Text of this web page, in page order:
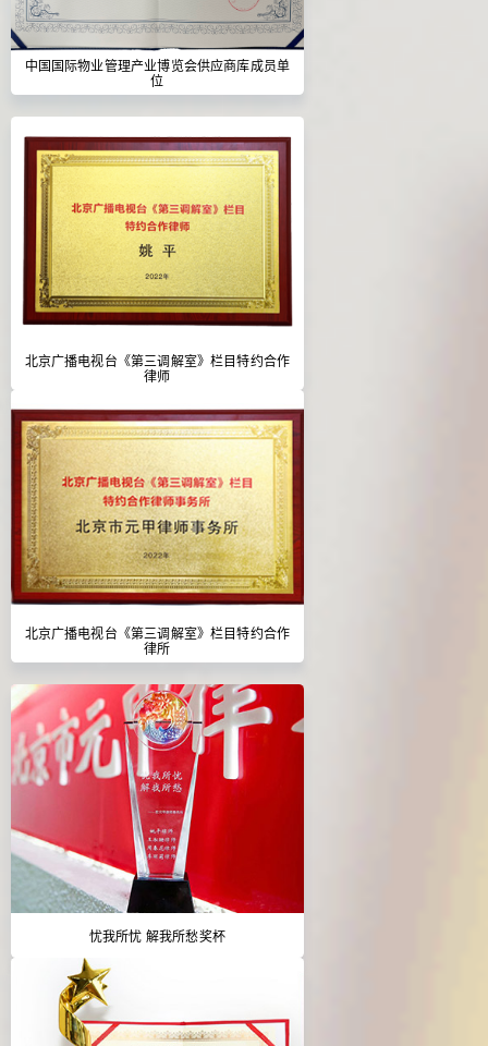
中国国际物业管理产业博览会供应商库成员单
位
北京广播电视台《第三调解室》栏目特约合作
律师
北京广播电视台《第三调解室》栏目特约合作
律所
忧我所忧 解我所愁奖杯